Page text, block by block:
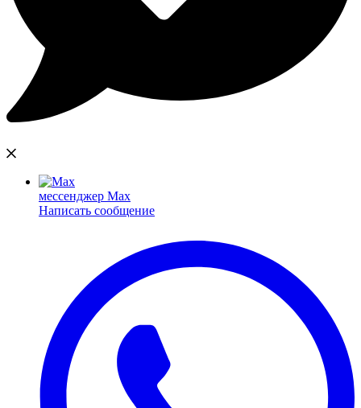
мессенджер Max
Написать сообщение